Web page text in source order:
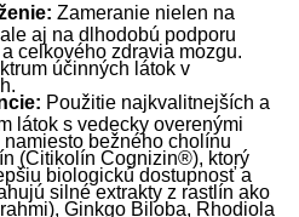
Zameranie nielen na
aj na dlhodobú podporu
celkového zdravia mozgu.
účinných látok v
Použitie najkvalitnejších a
látok s vedecky overenými
bežného cholínu
(Citikolín Cognizin®), ktorý
biologickú dostupnosť a
silné extrakty z rastlín ako
Ginkgo Biloba, Rhodiola